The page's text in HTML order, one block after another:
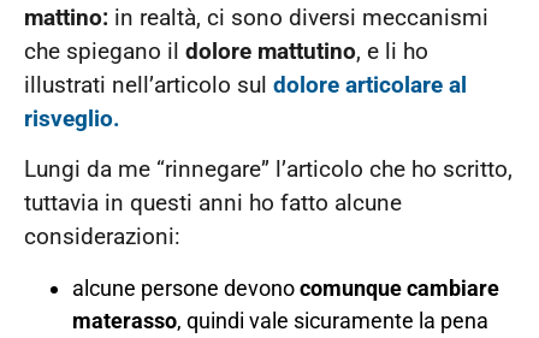
mattino: in realtà, ci sono diversi meccanismi
che spiegano il dolore mattutino, e li ho
illustrati nell’articolo sul dolore articolare al
risveglio.
Lungi da me “rinnegare” l’articolo che ho scritto,
tuttavia in questi anni ho fatto alcune
considerazioni:
alcune persone devonocomunque cambiare
materasso, quindi vale sicuramente la pena